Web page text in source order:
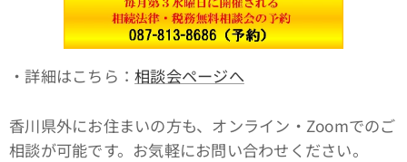
・詳細はこちら：相談会ページへ
香川県外にお住まいの方も、オンライン・Zoomでのご
相談が可能です。お気軽にお問い合わせください。